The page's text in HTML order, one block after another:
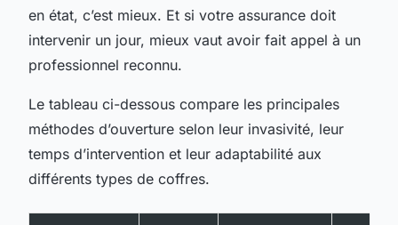
en état, c’est mieux. Et si votre assurance doit
intervenir un jour, mieux vaut avoir fait appel à un
professionnel reconnu.
Le tableau ci-dessous compare les principales
méthodes d’ouverture selon leur invasivité, leur
temps d’intervention et leur adaptabilité aux
différents types de coffres.